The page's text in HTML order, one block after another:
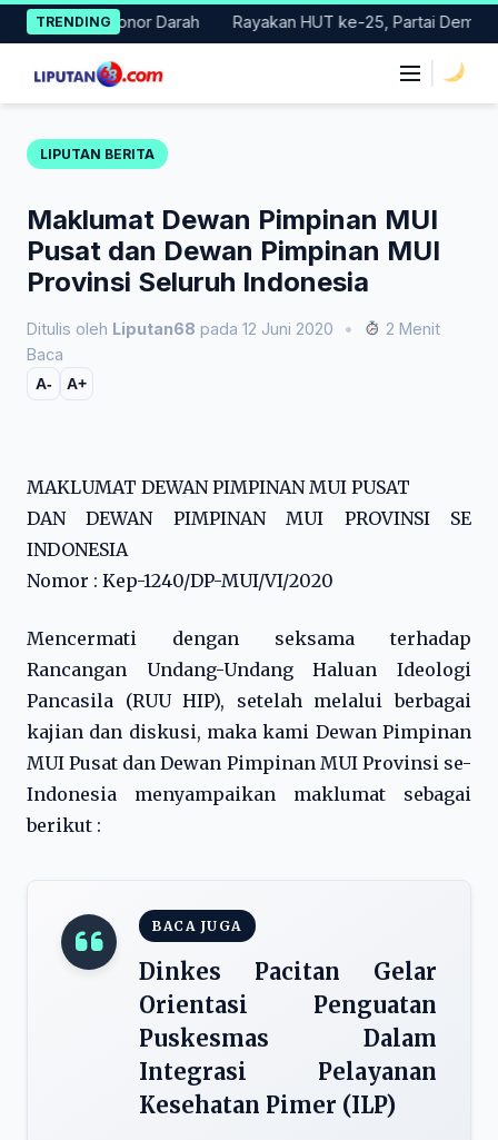
Skip
to
content
TRENDING
Donor Darah Rayakan HUT ke-25, Partai Demokrat Bali
LIPUTAN BERITA
Maklumat Dewan Pimpinan MUI
Pusat dan Dewan Pimpinan MUI
Provinsi Seluruh Indonesia
Ditulis oleh Liputan68 pada 12 Juni 2020 •
2 Menit
Baca
A- A+
MAKLUMAT DEWAN PIMPINAN MUI PUSAT
DAN DEWAN PIMPINAN MUI PROVINSI SE
INDONESIA
Nomor : Kep-1240/DP-MUI/VI/2020
Mencermati dengan seksama terhadap
Rancangan Undang-Undang Haluan Ideologi
Pancasila (RUU HIP), setelah melalui berbagai
kajian dan diskusi, maka kami Dewan Pimpinan
MUI Pusat dan Dewan Pimpinan MUI Provinsi se-
Indonesia menyampaikan maklumat sebagai
berikut :
BACA JUGA
Dinkes Pacitan Gelar
Orientasi Penguatan
Puskesmas Dalam
Integrasi Pelayanan
Kesehatan Pimer (ILP)